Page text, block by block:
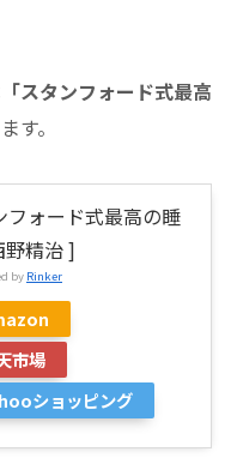
「スタンフォード式最高
す。
フォード式最高の睡
野精治 ]
by Rinker
市場
ショッピング